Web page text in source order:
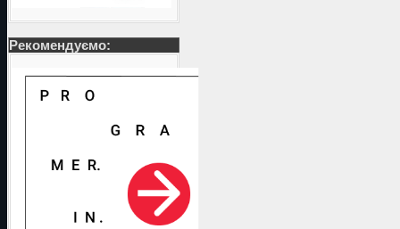
Рекомендуємо: